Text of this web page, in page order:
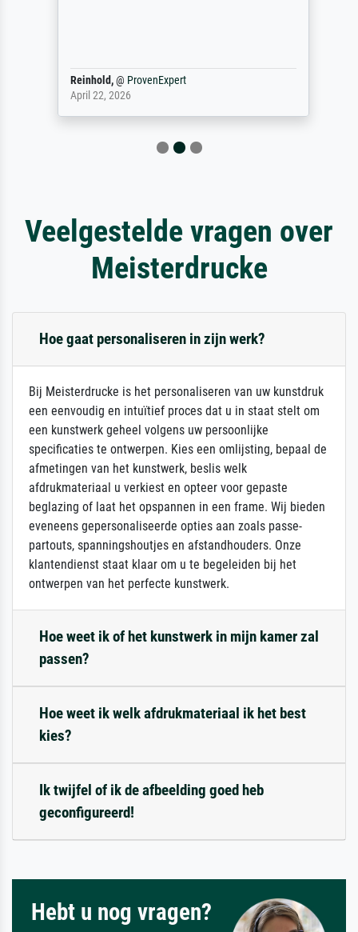
Reinhold,@ProvenExpert
April 22, 2026
Veelgestelde vragen over
Meisterdrucke
Hoe gaat personaliseren in zijn werk?
Bij Meisterdrucke is het personaliseren van uw kunstdruk
een eenvoudig en intuïtief proces dat u in staat stelt om
een kunstwerk geheel volgens uw persoonlijke
specificaties te ontwerpen. Kies een omlijsting, bepaal de
afmetingen van het kunstwerk, beslis welk
afdrukmateriaal u verkiest en opteer voor gepaste
beglazing of laat het opspannen in een frame. Wij bieden
eveneens gepersonaliseerde opties aan zoals passe-
partouts, spanningshoutjes en afstandhouders. Onze
klantendienst staat klaar om u te begeleiden bij het
ontwerpen van het perfecte kunstwerk.
Hoe weet ik of het kunstwerk in mijn kamer zal
passen?
Hoe weet ik welk afdrukmateriaal ik het best
kies?
Ik twijfel of ik de afbeelding goed heb
geconfigureerd!
Hebt u nog vragen?